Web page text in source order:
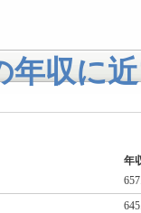
年収に
年